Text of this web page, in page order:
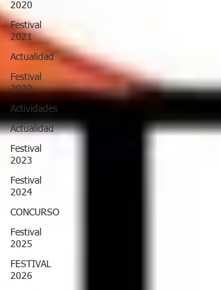
2020
Festival
2021
Actualidad
Festival
2022
Actividades
Actualidad
Festival
2023
Festival
2024
CONCURSO
Festival
2025
FESTIVAL
2026